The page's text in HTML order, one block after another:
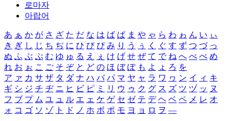
로마자
아랍어
あ ぁ か が さ ざ た だ な は ば ぱ ま や ゃ ら わ ゎ ん い ぃ
き ぎ し じ ち ぢ に ひ び ぴ み り う ぅ く ぐ す ず つ づ っ
ぬ ふ ぶ ぷ む ゆ ゅ る え ぇ け げ せ ぜ て で ね へ べ ぺ め
れ お ぉ こ ご そ ぞ と ど の ほ ぼ ぽ も よ ょ ろ を
ア ァ カ サ ザ タ ダ ナ ハ バ パ マ ヤ ャ ラ ワ ヮ ン イ ィ キ
ギ シ ジ チ ヂ ニ ヒ ビ ピ ミ リ ウ ゥ ク グ ス ズ ツ ヅ ッ ヌ
フ ブ プ ム ユ ュ ル エ ェ ケ ゲ セ ゼ テ デ ヘ ベ ペ メ レ オ
ォ コ ゴ ソ ゾ ト ド ノ ホ ボ ポ モ ヨ ョ ロ ヲ ―